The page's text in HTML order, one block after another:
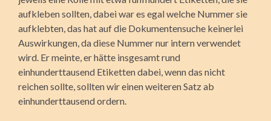
aufkleben sollten, dabei war es egal welche Nummer sie
aufklebten, das hat auf die Dokumentensuche keinerlei
Auswirkungen, da diese Nummer nur intern ver­wendet
wird. Er meinte, er hätte insgesamt rund
einhunderttausend Etiketten dabei, wenn das nicht
reichen sollte, sollten wir einen weiteren Satz ab
einhunderttausend ordern.